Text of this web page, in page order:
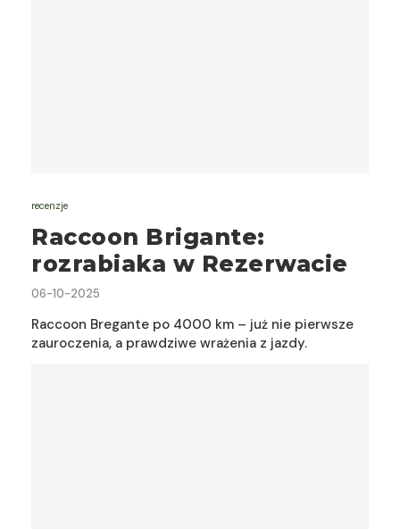
recenzje
Raccoon Brigante:
rozrabiaka w Rezerwacie
06-10-2025
Raccoon Bregante po 4000 km – już nie pierwsze
zauroczenia, a prawdziwe wrażenia z jazdy.